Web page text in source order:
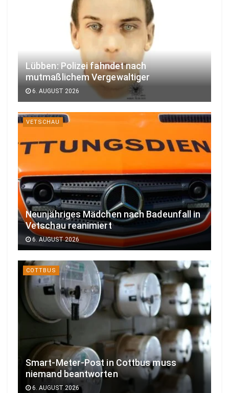
Lübben: Polizei fahndet nach
mutmaßlichem Vergewaltiger
6. AUGUST 2026
VETSCHAU
Neunjähriges Mädchen nach Badeunfall in
Vetschau reanimiert
6. AUGUST 2026
COTTBUS
Smart-Meter-Post in Cottbus muss
niemand beantworten
6. AUGUST 2026